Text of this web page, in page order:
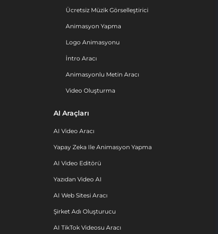
Ücretsiz Müzik Görselleştirici
Animasyon Yapma
Logo Animasyonu
İntro Aracı
Animasyonlu Metin Aracı
Video Oluşturma
AI Araçları
AI Video Aracı
Yapay Zeka Ile Animasyon Yapma
AI Video Editörü
Yazıdan Video AI
AI Web Sitesi Aracı
Şirket Adı Oluşturucu
AI TikTok Videosu Aracı